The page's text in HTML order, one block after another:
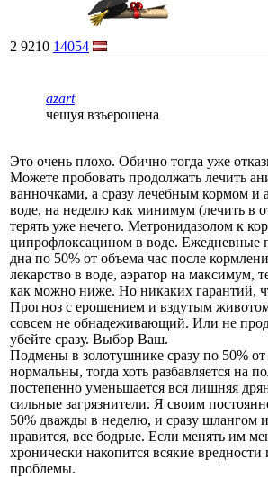
2 9210 14054
azart
чешуя взъерошена
Это очень плохо. Обично тогда уже
Можете пробовать продолжать лечить
ванночками, а сразу лечебным кормом и
воде, на неделю как минимум (лечить в
терять уже нечего. Метронидазолом к
ципрофлоксацином в воде. Ежедневные
дна по 50% от объема час после
лекарство в воде, аэратор на максимум,
как можно ниже. Но никаких гарантий,
Прогноз с ерошением и вздутым
совсем не обнадеживающий. Или не
убейте сразу. Выбор Ваш.
Подмены в золотушнике сразу по 50%
нормальны, тогда хоть разбавляется на
постепенно уменьшается вся лишняя
сильные загрязнители. Я своим
50% дважды в неделю, и сразу шлангом
нравится, все бодрые. Если менять им
хронически накопится всякие
проблемы.